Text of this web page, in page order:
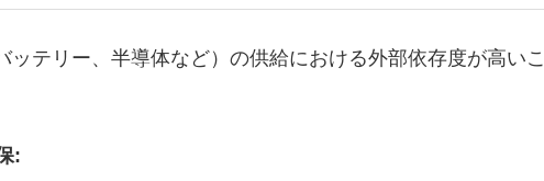
テリー、半導体など）の供給における外部依存度が高いこ
: